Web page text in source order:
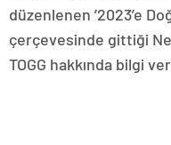
düzenlenen ’2023’e
çerçevesinde gittiği
TOGG hakkında bilgi